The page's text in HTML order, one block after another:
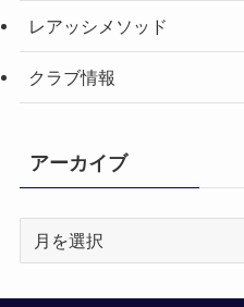
レアッシメソッド
クラブ情報
アーカイブ